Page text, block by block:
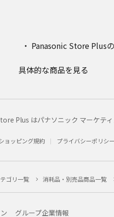
Panasonic Store Plus
具体的な商品を見る
Plus はパナソニック マーケテ
ョッピング規約 プライバシーポリシー
ゴリ一覧 消耗品・別売品商品一覧
グループ企業情報